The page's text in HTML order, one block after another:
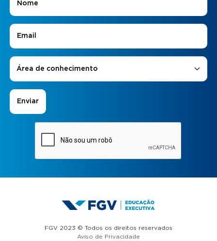
E-mail
Áreas de Interesse
Área de conhecimento
FGV 2023 © Todos os direitos reservados
Aviso de Privacidade